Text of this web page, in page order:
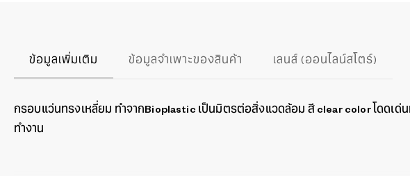
ข้อมูลเพิ่มเติม ข้อมูลจำเพาะของสินค้า เลนส์ (ออนไลน์สโตร์)
กรอบแว่นทรงเหลี่ยม ทำจากBioplastic เป็นมิตรต่อสิ่งแวดล้อม สี clear color โดดเด่
ทำงาน